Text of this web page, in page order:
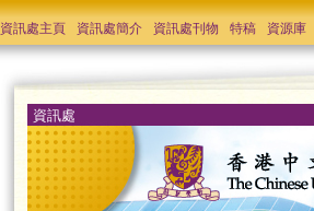
資訊處主頁 資訊處簡介 資訊處刊物 特稿 資源庫
資訊處